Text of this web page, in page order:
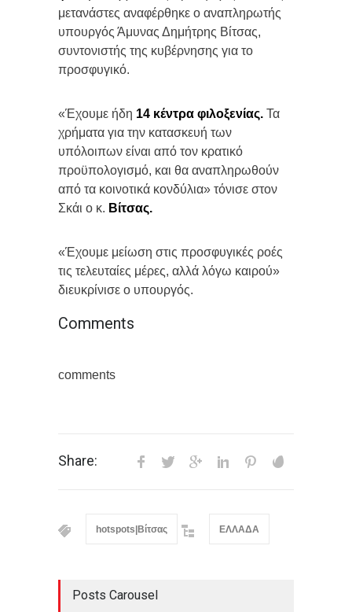
μετανάστες αναφέρθηκε ο αναπληρωτής
υπουργός Άμυνας Δημήτρης Βίτσας,
συντονιστής της κυβέρνησης για το
προσφυγικό.
«Έχουμε ήδη 14 κέντρα φιλοξενίας. Τα
χρήματα για την κατασκευή των
υπόλοιπων είναι από τον κρατικό
προϋπολογισμό, και θα αναπληρωθούν
από τα κοινοτικά κονδύλια» τόνισε στον
Σκάι ο κ. Βίτσας.
«Έχουμε μείωση στις προσφυγικές ροές
τις τελευταίες μέρες, αλλά λόγω καιρού»
διευκρίνισε ο υπουργός.
Comments
comments
Share:
hotspots|Βίτσας ΕΛΛΑΔΑ
Posts Carousel